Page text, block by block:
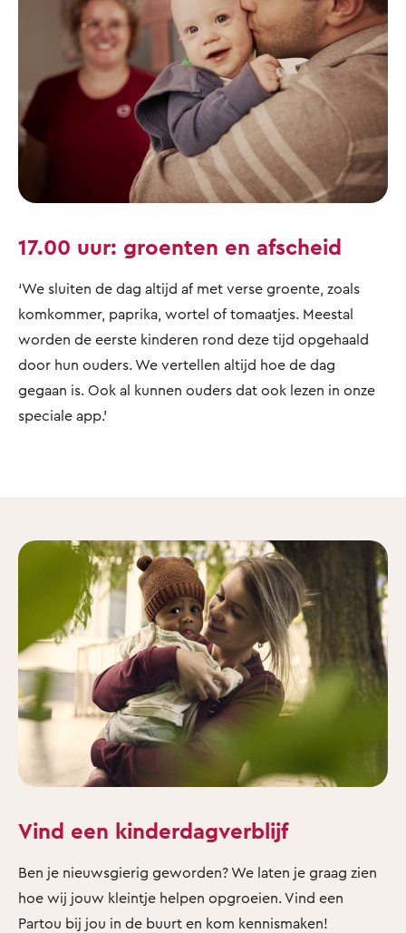
17.00 uur: groenten en afscheid
‘We sluiten de dag altijd af met verse groente, zoals
komkommer, paprika, wortel of tomaatjes. Meestal
worden de eerste kinderen rond deze tijd opgehaald
door hun ouders. We vertellen altijd hoe de dag
gegaan is. Ook al kunnen ouders dat ook lezen in onze
speciale app.’
Vind een kinderdagverblijf
Ben je nieuwsgierig geworden? We laten je graag zien
hoe wij jouw kleintje helpen opgroeien. Vind een
Partou bij jou in de buurt en kom kennismaken!